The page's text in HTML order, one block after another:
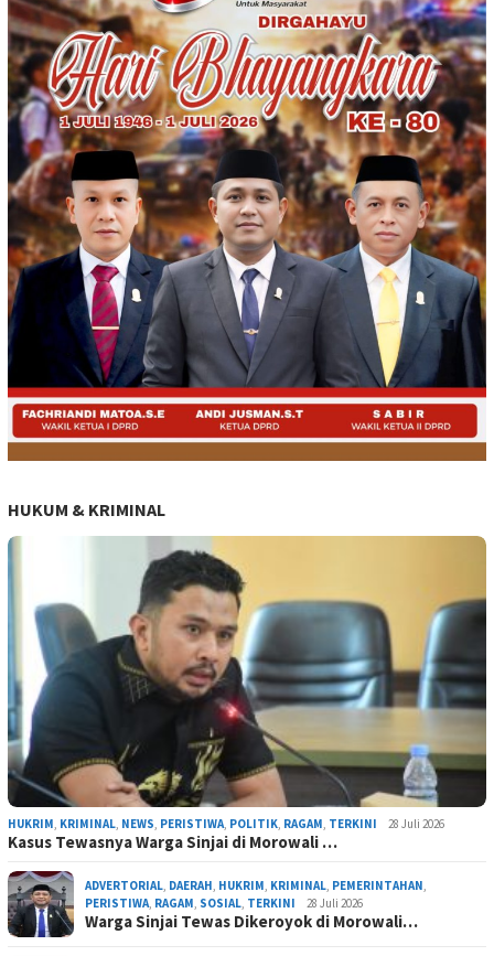
HUKUM & KRIMINAL
HUKRIM KRIMINAL NEWS PERISTIWA POLITIK RAGAM TERKINI 28 Juli 2026
Kasus Tewasnya Warga Sinjai di Morowali …
ADVERTORIAL DAERAH HUKRIM KRIMINAL PEMERINTAHAN
PERISTIWA RAGAM SOSIAL TERKINI 28 Juli 2026
Warga Sinjai Tewas Dikeroyok di Morowali…